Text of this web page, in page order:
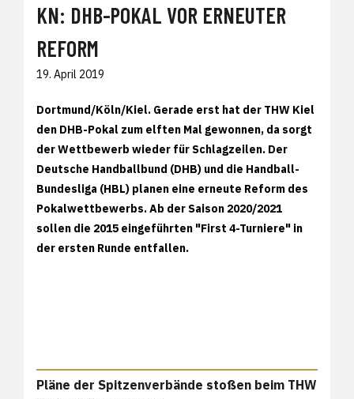
KN: DHB-POKAL VOR ERNEUTER
REFORM
19. April 2019
Dortmund/Köln/Kiel. Gerade erst hat der THW Kiel
den DHB-Pokal zum elften Mal gewonnen, da sorgt
der Wettbewerb wieder für Schlagzeilen. Der
Deutsche Handballbund (DHB) und die Handball-
Bundesliga (HBL) planen eine erneute Reform des
Pokalwettbewerbs. Ab der Saison 2020/2021
sollen die 2015 eingeführten "First 4-Turniere" in
der ersten Runde entfallen.
Pläne der Spitzenverbände stoßen beim THW